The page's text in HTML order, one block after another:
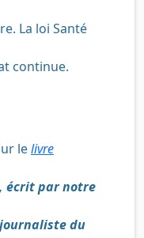
La loi Santé
continue.
lelivre
écrit par notre
du